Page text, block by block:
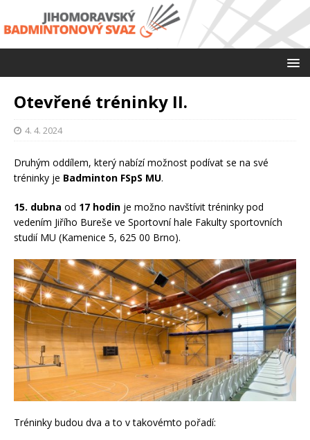
Otevřené tréninky II.
4. 4. 2024
Druhým oddílem, který nabízí možnost podívat se na své
tréninky je Badminton FSpS MU.
15. dubna od 17 hodin je možno navštívit tréninky pod
vedením Jiřího Bureše ve Sportovní hale Fakulty sportovních
studií MU (Kamenice 5, 625 00 Brno).
Tréninky budou dva a to v takovémto pořadí: